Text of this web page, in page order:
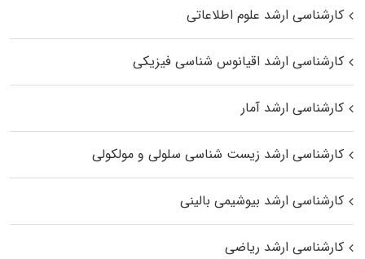
کارشناسی ارشد علوم اطلاعاتی
کارشناسی ارشد اقیانوس‌ شناسی فیزیکی
کارشناسی ارشد آمار
کارشناسی ارشد زیست شناسی سلولی و مولکولی
کارشناسی ارشد بیوشیمی بالینی
کارشناسی ارشد ریاضی